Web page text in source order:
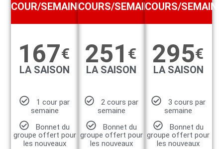
COUR/SEMAINE
167€
LA SAISON
1 cour par
semaine
Bonnet du
groupe offert pour
les nouveaux
COURS/SEMAINE
251 €
LA SAISON
2 cours par
semaine
Bonnet du
groupe offert pour
les nouveaux
COURS/SEMAINE
295€
LA SAISON
3 cours par
semaine
Bonnet du
groupe offert pour
les nouveaux